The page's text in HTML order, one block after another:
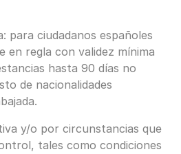
para ciudadanos españoles
en regla con validez mínima
hasta 90 días no
de nacionalidades
y/o por circunstancias que
tales como condiciones